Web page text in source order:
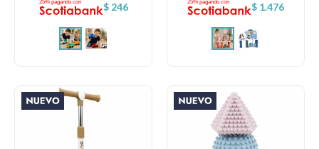
$ 246 $ 1.476